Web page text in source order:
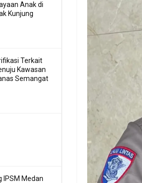
Anak di
Kunjung
Terkait
Kawasan
Semangat
IPSM Medan